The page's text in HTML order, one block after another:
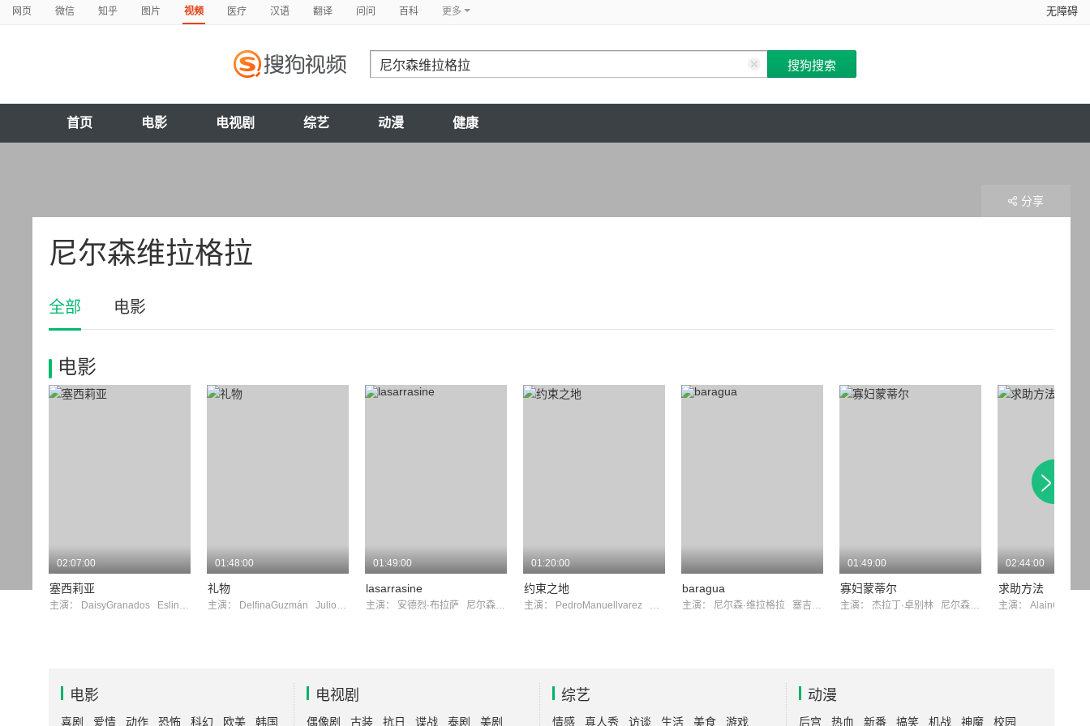
网页 微信 知乎 图片 视频 医疗 汉语 翻译 问问 百科 更多 无障碍
首页 电影 电视剧 综艺 动漫 健康
尼尔森维拉格拉
分享
全部 电影
电影
02:07:00
塞西莉亚
主演： DaisyGranados EslindaNúez
01:48:00
礼物
主演： DelfinaGuzmán JulioJung
01:49:00
lasarrasine
主演： 安德烈·布拉萨 尼尔森·维拉格拉
01:20:00
约束之地
主演： PedroManuellvarez CarmenBueno
baragua
主演： 尼尔森·维拉格拉 塞吉欧·柯瑞里
01:49:00
寡妇蒙蒂尔
主演： 杰拉丁·卓别林 尼尔森·维拉格拉
02:44:00
求助方法
主演： AlainCUNY
电影
喜剧 爱情 动作 恐怖 科幻 欧美 韩国
电视剧
偶像剧 古装 抗日 谍战 泰剧 美剧
综艺
情感 真人秀 访谈 生活 美食 游戏
动漫
后宫 热血 新番 搞笑 机战 神魔 校园